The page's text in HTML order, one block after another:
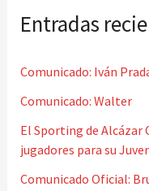
a
p
o
r
:
Entradas
Comunicado: Iván
Comunicado: Walter
El Sporting de Alcázar
jugadores para su
Comunicado Oficial: